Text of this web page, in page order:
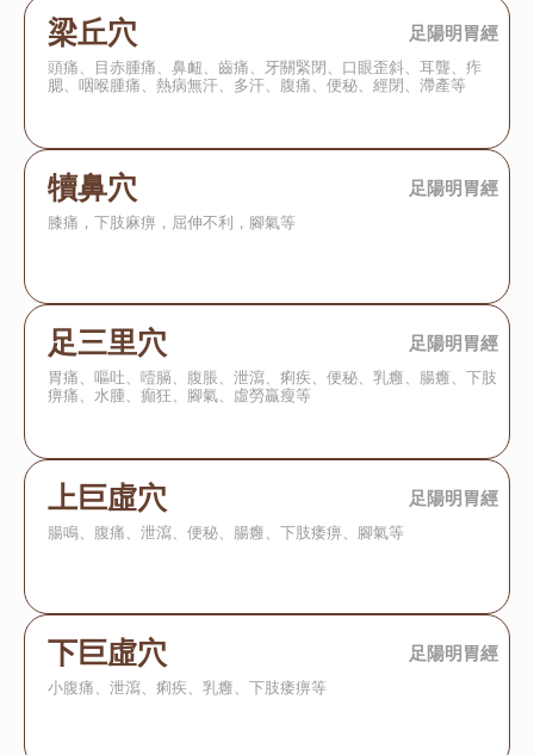
梁丘穴 足陽明胃經
頭痛、目赤腫痛、鼻衄、齒痛、牙關緊閉、口眼歪斜、耳聾、痄
腮、咽喉腫痛、熱病無汗、多汗、腹痛、便秘、經閉、滯產等
犢鼻穴 足陽明胃經
膝痛，下肢麻痹，屈伸不利，腳氣等
足三里穴 足陽明胃經
胃痛、嘔吐、噎膈、腹脹、泄瀉、痢疾、便秘、乳癰、腸癰、下肢
痹痛、水腫、癲狂、腳氣、虛勞贏瘦等
上巨虛穴 足陽明胃經
腸鳴、腹痛、泄瀉、便秘、腸癰、下肢痿痹、腳氣等
下巨虛穴 足陽明胃經
小腹痛、泄瀉、痢疾、乳癰、下肢痿痹等